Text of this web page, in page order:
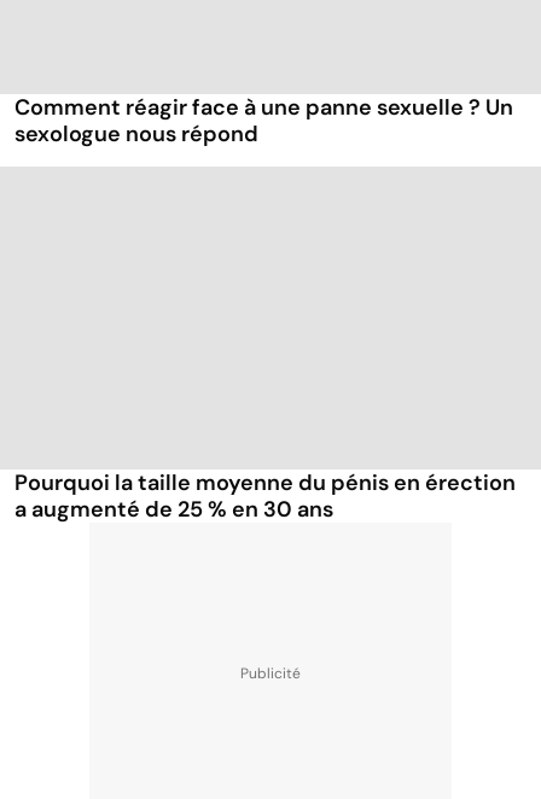
Comment réagir face à une panne sexuelle ? Un
sexologue nous répond
Pourquoi la taille moyenne du pénis en érection
a augmenté de 25 % en 30 ans